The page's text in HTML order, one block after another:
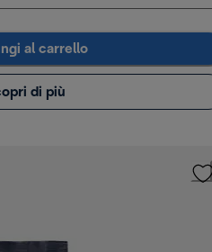
al carrello
di più